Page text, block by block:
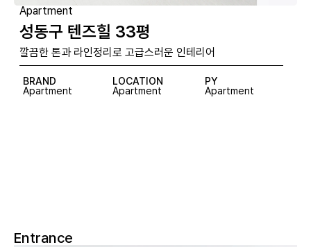
Apartment
성동구 텐즈힐 33평
깔끔한 톤과 라인정리로 고급스러운 인테리어
BRAND
Apartment
LOCATION
Apartment
PY
Apartment
Entrance